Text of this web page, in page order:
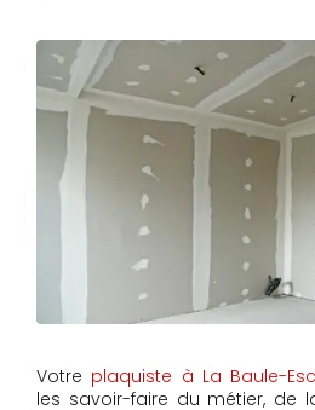
Votre plaquiste à La Baule-
les savoir-faire du métier, de